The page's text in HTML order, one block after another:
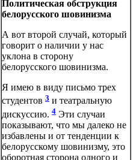
Политическая обструкция
белорусского шовинизма
А вот второй случай, который
говорит о наличии у нас
уклона в сторону
белорусского шовинизма.
Я имею в виду письмо трех
студентов 3 и театральную
дискуссию. 4 Эти случаи
показывают, что мы далеко не
избавлены и от тенденции к
белорусскому шовинизму, это
оборотная сторона одного и